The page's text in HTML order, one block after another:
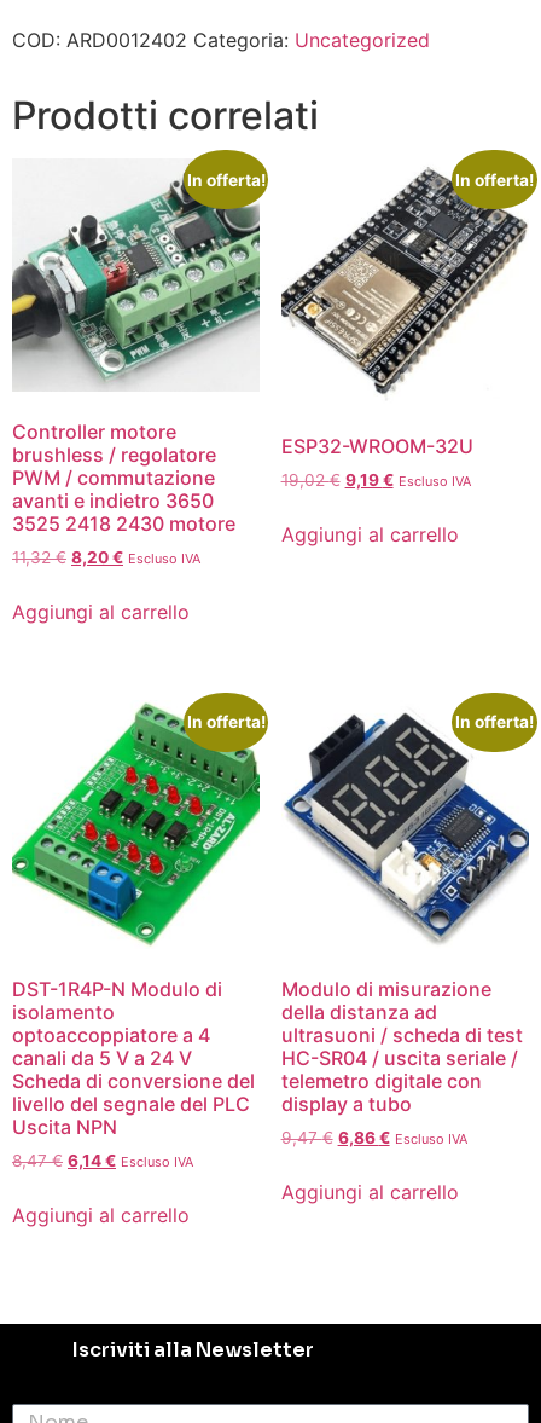
COD: ARD0012402 Categoria: Uncategorized
Prodotti correlati
In offerta!
Controller motore
brushless / regolatore
PWM / commutazione
avanti e indietro 3650
3525 2418 2430 motore
11,32€ 8,20€ Escluso IVA
Aggiungi al carrello
In offerta!
ESP32-WROOM-32U
19,02€ 9,19€ Escluso IVA
Aggiungi al carrello
In offerta!
DST-1R4P-N Modulo di
isolamento
optoaccoppiatore a 4
canali da 5 V a 24 V
Scheda di conversione del
livello del segnale del PLC
Uscita NPN
8,47€ 6,14€ Escluso IVA
Aggiungi al carrello
In offerta!
Modulo di misurazione
della distanza ad
ultrasuoni / scheda di test
HC-SR04 / uscita seriale /
telemetro digitale con
display a tubo
9,47€ 6,86€ Escluso IVA
Aggiungi al carrello
Iscriviti alla Newsletter